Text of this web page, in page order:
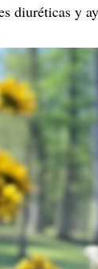
diuréticas y